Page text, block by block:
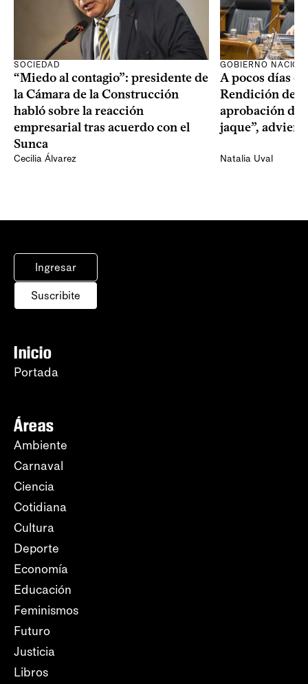
SOCIEDAD
“Miedo al contagio”: presidente de
la Cámara de la Construcción
habló sobre la reacción
empresarial tras acuerdo con el
Sunca
Cecilia Álvarez
GOBIERNO
A pocos días
Rendición de
aprobación del
jaque”,
Natalia Uval
Ingresar
Suscribite
Inicio
Portada
Áreas
Ambiente
Carnaval
Ciencia
Cotidiana
Cultura
Deporte
Economía
Educación
Feminismos
Futuro
Justicia
Libros